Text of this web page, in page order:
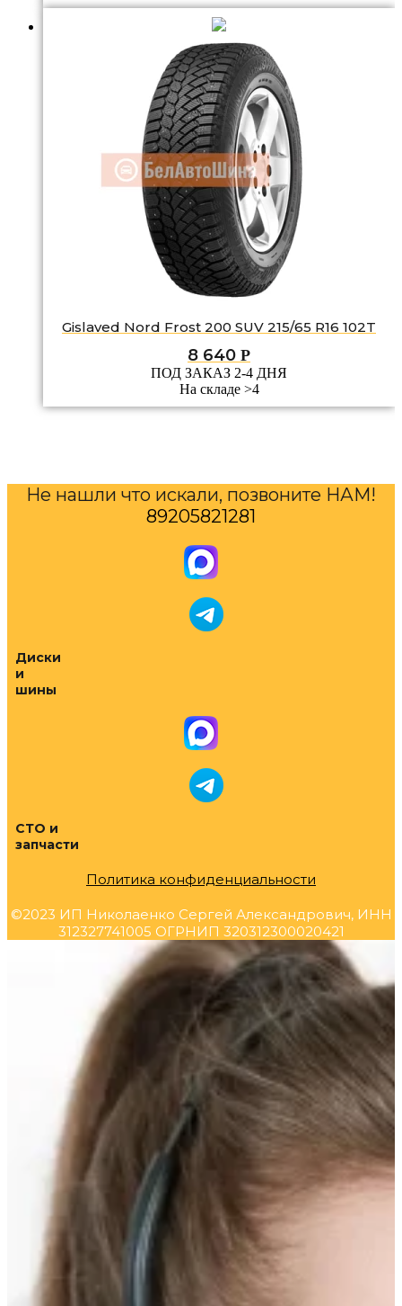
Gislaved Nord Frost 200 SUV 215/65 R16 102T
8 640 Р
ПОД ЗАКАЗ 2-4 ДНЯ
На складе >4
Не нашли что искали, позвоните НАМ!
89205821281
Диски
и
шины
СТО и
запчасти
Политика конфиденциальности
©2023 ИП Николаенко Сергей Александрович, ИНН
312327741005 ОГРНИП 320312300020421